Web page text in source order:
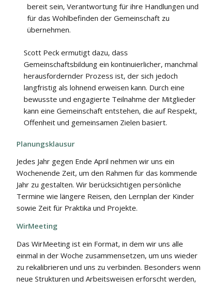
bereit sein, Verantwortung für ihre Handlungen und
für das Wohlbefinden der Gemeinschaft zu
übernehmen.
Scott Peck ermutigt dazu, dass
Gemeinschaftsbildung ein kontinuierlicher, manchmal
herausfordernder Prozess ist, der sich jedoch
langfristig als lohnend erweisen kann. Durch eine
bewusste und engagierte Teilnahme der Mitglieder
kann eine Gemeinschaft entstehen, die auf Respekt,
Offenheit und gemeinsamen Zielen basiert.
Planungsklausur
Jedes Jahr gegen Ende April nehmen wir uns ein
Wochenende Zeit, um den Rahmen für das kommende
Jahr zu gestalten. Wir berücksichtigen persönliche
Termine wie längere Reisen, den Lernplan der Kinder
sowie Zeit für Praktika und Projekte.
WirMeeting
Das WirMeeting ist ein Format, in dem wir uns alle
einmal in der Woche zusammensetzen, um uns wieder
zu rekalibrieren und uns zu verbinden. Besonders wenn
neue Strukturen und Arbeitsweisen erforscht werden,